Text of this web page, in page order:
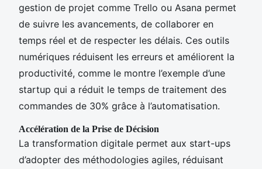
gestion de projet comme Trello ou Asana permet
de suivre les avancements, de collaborer en
temps réel et de respecter les délais. Ces outils
numériques réduisent les erreurs et améliorent la
productivité, comme le montre l’exemple d’une
startup qui a réduit le temps de traitement des
commandes de 30% grâce à l’automatisation.
Accélération de la Prise de Décision
La transformation digitale permet aux start-ups
d’adopter des méthodologies agiles, réduisant